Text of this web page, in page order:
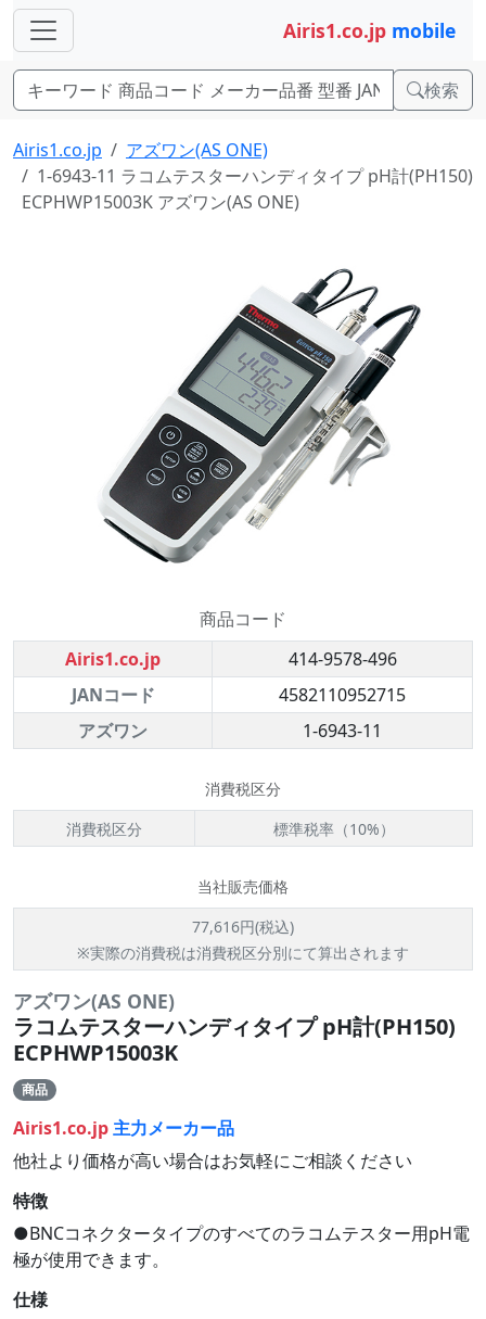
Airis1.co.jp mobile
検索
Airis1.co.jp
アズワン(AS ONE)
1-6943-11 ラコムテスターハンディタイプ pH計(PH150)
ECPHWP15003K アズワン(AS ONE)
商品コード
Airis1.co.jp
414-9578-496
JANコード
4582110952715
アズワン
1-6943-11
消費税区分
消費税区分
標準税率（10%）
当社販売価格
77,616円(税込)
※実際の消費税は消費税区分別にて算出されます
アズワン(AS ONE)
ラコムテスターハンディタイプ pH計(PH150)
ECPHWP15003K
商品
Airis1.co.jp主力メーカー品
他社より価格が高い場合はお気軽にご相談ください
特徴
●BNCコネクタータイプのすべてのラコムテスター用pH電
極が使用できます。
仕様